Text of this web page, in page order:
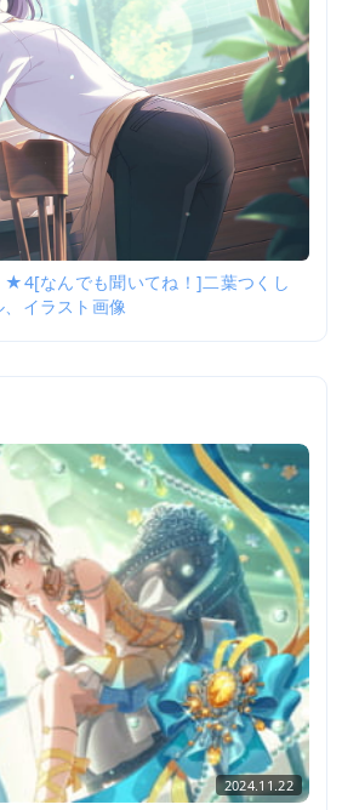
★4[なんでも聞いてね！]二葉つくし
イラスト画像
2024.11.22